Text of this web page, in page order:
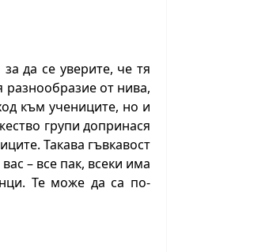
да се уверите, че тя
от нива,
към учениците, но и
групи допринася
Такава гъвкавост
– все пак, всеки има
Те може да са по-